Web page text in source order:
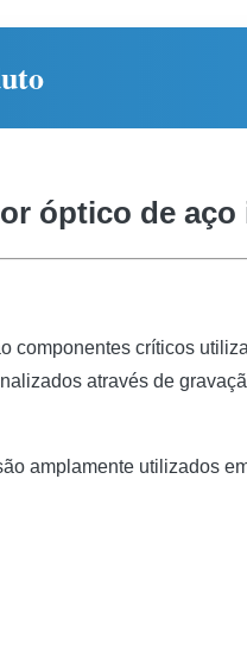
óptico de aço
componentes críticos
através de
amplamente utilizados